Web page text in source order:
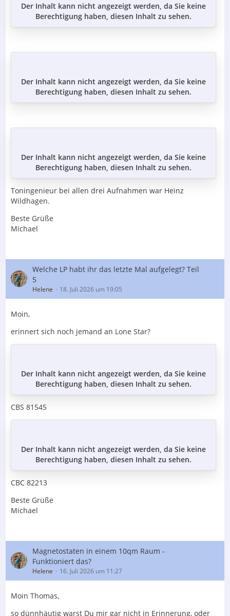
Der Inhalt kann nicht angezeigt werden, da Sie keine
Berechtigung haben, diesen Inhalt zu sehen.
Der Inhalt kann nicht angezeigt werden, da Sie keine
Berechtigung haben, diesen Inhalt zu sehen.
Der Inhalt kann nicht angezeigt werden, da Sie keine
Berechtigung haben, diesen Inhalt zu sehen.
Toningenieur bei allen drei Aufnahmen war Heinz
Wildhagen.
Beste Grüße
Michael
Welche LP habt ihr das letzte Mal aufgelegt? Teil
5
Helene 18. Juli 2026 um 19:05
Moin,
erinnert sich noch jemand an Lone Star?
Der Inhalt kann nicht angezeigt werden, da Sie keine
Berechtigung haben, diesen Inhalt zu sehen.
CBS 81545
Der Inhalt kann nicht angezeigt werden, da Sie keine
Berechtigung haben, diesen Inhalt zu sehen.
CBC 82213
Beste Grüße
Michael
Magnetostaten in einem 10qm Raum -
Funktioniert das?
Helene 16. Juli 2026 um 11:27
Moin Thomas,
so dünnhäutig warst Du mir gar nicht in Erinnerung, oder